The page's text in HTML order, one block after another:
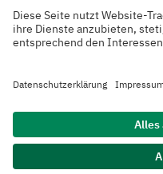
Arbeiten an der
Universität
Cafeterien
Datenschutzerklärung
Hausordnung